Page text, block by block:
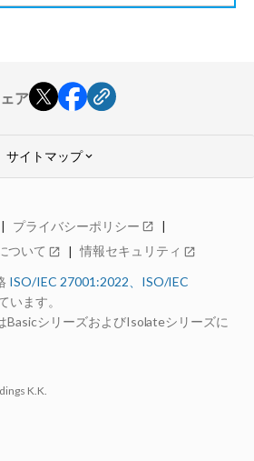
ア
サイトマップkeyboard_arrow_down
プライバシーポリシー open_in_new
ついて open_in_new 情報セキュリティ open_in_new
ISO/IEC 27001:2022、ISO/IEC
います。
シリーズおよびIsolateシリーズに
K.K.